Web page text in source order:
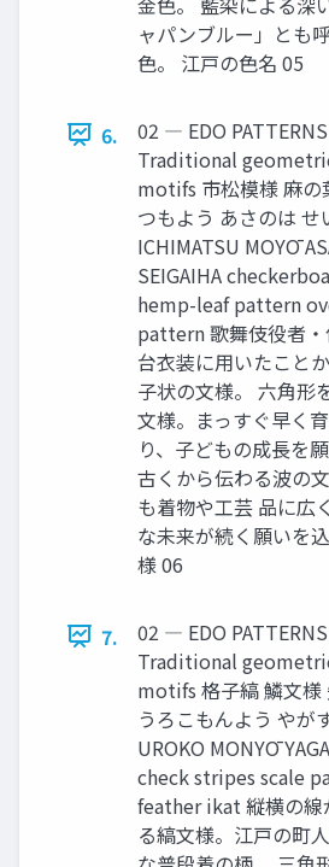
ャパンブルー」とも
色。 江戸の色名 05
6.
02 ― EDO
Traditional
motifs 市松模様 麻の
つもよう あさのは せ
ICHIMATSU MOYŌ
SEIGAIHA
hemp-leaf pattern
pattern 歌舞伎役者
台衣装に用いたこと
子状の文様。 六角形
文様。まっすぐ早く
り、子どもの成長を
古くから伝わる波の
も着物や工芸 品に広
な未来が続く願いを
様 06
7.
02 ― EDO
Traditional
motifs 格子縞 鱗文様
うろこもんよう やが
UROKO MONYŌ
check stripes scale
feather ikat 縦横の線
る縞文様。江戸の町